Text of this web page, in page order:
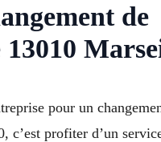
de
pour un
c’est profiter d’un